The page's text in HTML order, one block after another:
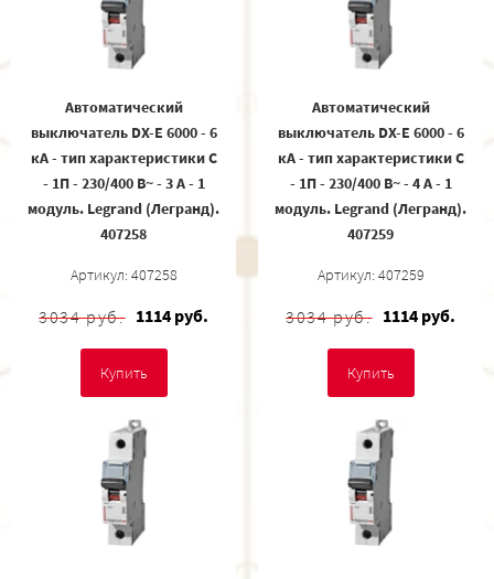
Автоматический
выключатель DX-E 6000 - 6
кА - тип характеристики C
- 1П - 230/400 В~ - 3 А - 1
модуль. Legrand (Легранд).
407258
Артикул: 407258
3034 руб. 1114 руб.
Купить
Автоматический
выключатель DX-E 6000 - 6
кА - тип характеристики C
- 1П - 230/400 В~ - 4 А - 1
модуль. Legrand (Легранд).
407259
Артикул: 407259
3034 руб. 1114 руб.
Купить